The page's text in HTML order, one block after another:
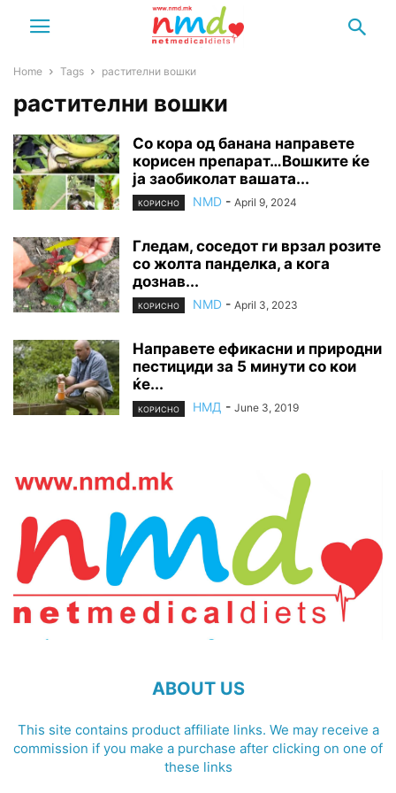
Home Tags растителни вошки
растителни вошки
Со кора од банана направете
корисен препарат…Вошките ќе
ја заобиколат вашата...
КОРИСНО NMD - April 9, 2024
Гледам, соседот ги врзал розите
со жолта панделка, а кога
дознав...
КОРИСНО NMD - April 3, 2023
Направете ефикасни и природни
пестициди за 5 минути со кои
ќе...
КОРИСНО НМД - June 3, 2019
ABOUT US
This site contains product affiliate links. We may receive a
commission if you make a purchase after clicking on one of
these links